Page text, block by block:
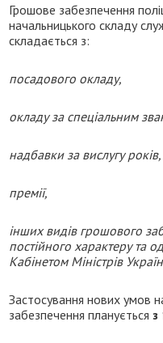
Грошове забезпечення
начальницького складу
складається з:
посадового окладу,
окладу за спеціальним
надбавки за вислугу років,
премії,
інших видів грошового
постійного характеру та
Кабінетом Міністрів
Застосування нових умов
забезпечення плануєтьсяз